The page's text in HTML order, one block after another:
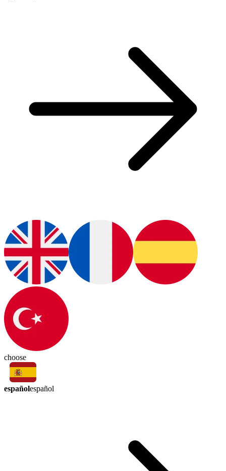
choose
españolespañol